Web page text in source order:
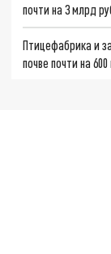
почти на 3 млрд
Птицефабрика и
почве почти на